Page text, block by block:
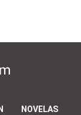
NOVELAS